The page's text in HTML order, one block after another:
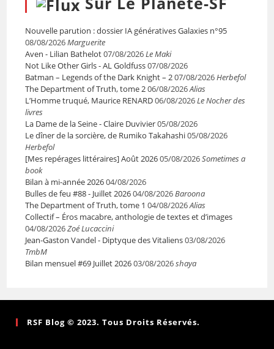
Nouvelle parution : dossier IA génératives Galaxies n°95
08/08/2026Marguerite
Aven - Lilian Bathelot07/08/2026Le Maki
Not Like Other Girls - AL Goldfuss07/08/2026
Batman – Legends of the Dark Knight – 207/08/2026Herbefol
The Department of Truth, tome 206/08/2026Alias
L’Homme truqué, Maurice RENARD06/08/2026Le Nocher des
livres
La Dame de la Seine - Claire Duvivier05/08/2026
Le dîner de la sorcière, de Rumiko Takahashi05/08/2026
Herbefol
[Mes repérages littéraires] Août 202605/08/2026Sometimes a
book
Bilan à mi-année 202604/08/2026
Bulles de feu #88 - Juillet 202604/08/2026Baroona
The Department of Truth, tome 1 04/08/2026Alias
Collectif – Éros macabre, anthologie de textes et d’images
04/08/2026Zoé Lucaccini
Jean-Gaston Vandel - Diptyque des Vitaliens03/08/2026
TmbM
Bilan mensuel #69 Juillet 202603/08/2026shaya
RSF Blog © 2023. Tous Droits Réservés.